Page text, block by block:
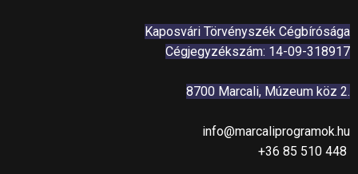
Kaposvári Törvényszék Cégbírósága
Cégjegyzékszám: 14-09-318917
8700 Marcali, Múzeum köz 2.
info@marcaliprogramok.hu
+36 85 510 448